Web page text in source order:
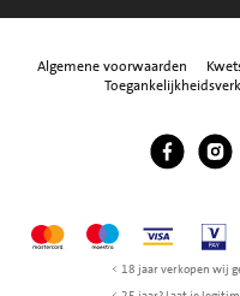
Algemene voorwaarden
Volg ons
Jumbo
MastercardMaestroVisa Vpay
< 18 jaar verkopen wij